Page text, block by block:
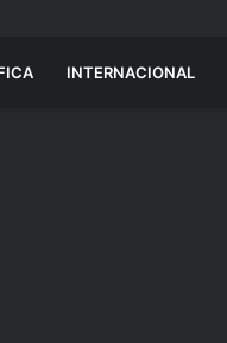
INTERNACIONAL